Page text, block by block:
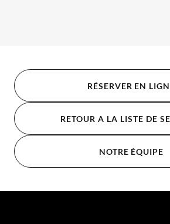
RÉSERVER EN
RETOUR A LA LISTE DE
NOTRE ÉQUIPE